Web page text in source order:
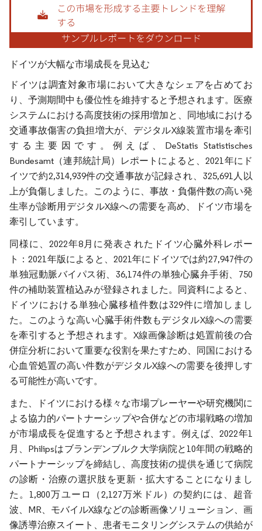
ドイツが大幅な市場成長を見込む
ドイツは調査対象市場において大きなシェアを占めてお
り、予測期間中も優位性を維持すると予想されます。医療
システムにおける高度技術の採用増加と、同地域における
交通事故傷害の負担増大が、デジタルX線装置市場を牽引
する主要因です。例えば、DeStatis Statistisches
Bundesamt（連邦統計局）レポートによると、2021年にド
イツで約2,314,939件の交通事故が記録され、325,691人以
上が負傷しました。このように、事故・負傷件数の高い発
生率が診断用デジタルX線への需要を高め、ドイツ市場を
牽引しています。
同様に、2022年8月に発表されたドイツ心臓外科レポー
ト：2021年版によると、2021年にドイツでは約27,947件の
単独冠動脈バイパス術、36,174件の単独心臓弁手術、750
件の補助装置植込みが登録されました。同資料によると、
ドイツにおける単独心臓移植件数は329件に増加しまし
た。このような高い心臓手術件数もデジタルX線への需要
を牽引すると予想されます。X線画像診断は処置前後の合
併症分析において重要な役割を果たすため、同国における
心血管処置の高い件数がデジタルX線への需要を後押しす
る可能性が高いです。
また、ドイツにおける様々な市場プレーヤーや研究機関に
よる協力的パートナーシップや合併などの市場戦略の増加
が市場成長を促進すると予想されます。例えば、2022年1
月、Philipsはブランデンブルク大学病院と10年間の戦略的
パートナーシップを締結し、高度技術の提供を通じて病院
の診断・治療の選択肢を更新・拡大することになりまし
た。1,800万ユーロ（2,127万米ドル）の契約には、超音
波、MR、モバイルX線などの診断画像ソリューション、画
像誘導治療スイート、患者モニタリングシステムの供給が